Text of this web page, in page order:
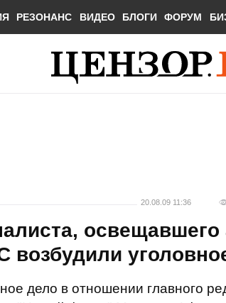
РЕЗОНАНС ВИДЕО БЛОГИ ФОРУМ
20.08.09 11:36
дело в отношении главного